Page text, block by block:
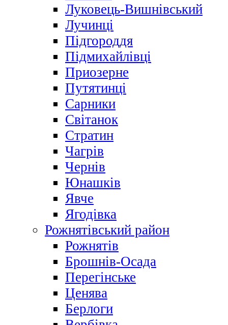
Луковець-Вишнівський
Лучинці
Підгороддя
Підмихайлівці
Приозерне
Путятинці
Сарники
Світанок
Стратин
Чагрів
Чернів
Юнашків
Явче
Ягодівка
Рожнятівський район
Рожнятів
Брошнів-Осада
Перегінське
Ценява
Берлоги